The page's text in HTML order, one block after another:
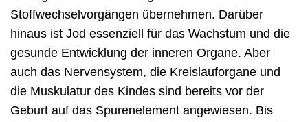
Stoffwechselvorgängen übernehmen. Darüber
hinaus ist Jod essenziell für das Wachstum und die
gesunde Entwicklung der inneren Organe. Aber
auch das Nervensystem, die Kreislauforgane und
die Muskulatur des Kindes sind bereits vor der
Geburt auf das Spurenelement angewiesen. Bis